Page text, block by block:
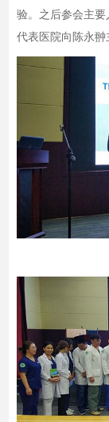
验。之后参会主要
代表医院向陈永翀